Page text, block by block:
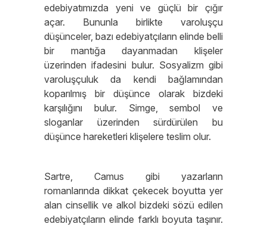
edebiyatımızda yeni ve güçlü bir çığır
açar. Bununla birlikte varoluşçu
düşünceler, bazı edebiyatçıların elinde belli
bir mantığa dayanmadan klişeler
üzerinden ifadesini bulur. Sosyalizm gibi
varoluşçuluk da kendi bağlamından
koparılmış bir düşünce olarak bizdeki
karşılığını bulur. Simge, sembol ve
sloganlar üzerinden sürdürülen bu
düşünce hareketleri klişelere teslim olur.
Sartre, Camus gibi yazarların
romanlarında dikkat çekecek boyutta yer
alan cinsellik ve alkol bizdeki sözü edilen
edebiyatçıların elinde farklı boyuta taşınır.